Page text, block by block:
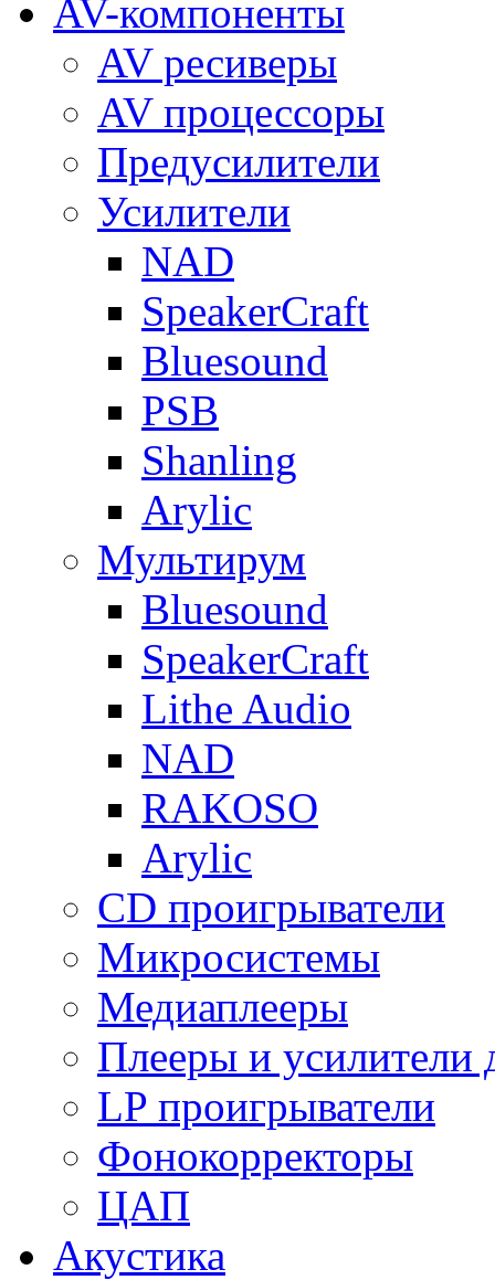
AV-компоненты
AV ресиверы
AV процессоры
Предусилители
Усилители
NAD
SpeakerCraft
Bluesound
PSB
Shanling
Arylic
Мультирум
Bluesound
SpeakerCraft
Lithe Audio
NAD
RAKOSO
Arylic
CD проигрыватели
Микросистемы
Медиаплееры
Плееры и усилители
LP проигрыватели
Фонокорректоры
ЦАП
Акустика